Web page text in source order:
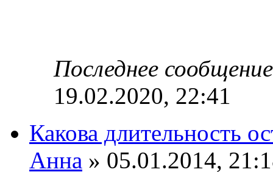
Последнее
19.02.2020, 22:41
Какова длительность
Анна » 05.01.2014,